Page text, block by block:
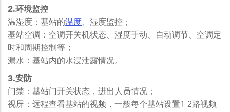
2.环境监控
温湿度：基站的温度 、湿度监控；
基站空调：空调开关机状态、湿度手动、自动调节、空调定
时和周期控制等；
漏水：基站内的水浸泄露情况。
3.安防
门禁：基站门开关状态，进出人员情况；
视屏：远程查看基站的视频，一般每个基站设置1-2路视频